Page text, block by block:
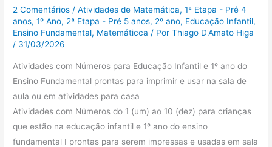
2 Comentários /Atividades de Matemática,1ª Etapa - Pré 4
anos,1º Ano, 2ª Etapa - Pré 5 anos, 2º ano, Educação Infantil,
Ensino Fundamental, Matemáticca / PorThiago D'Amato Higa
/ 31/03/2026
Atividades com Números para Educação Infantil e 1º ano do
Ensino Fundamental prontas para imprimir e usar na sala de
aula ou em atividades para casa
Atividades com Números do 1 (um) ao 10 (dez) para crianças
que estão na educação infantil e 1º ano do ensino
fundamental I prontas para serem impressas e usadas em sala